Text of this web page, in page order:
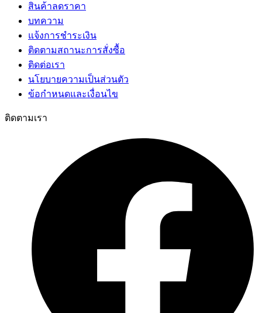
สินค้าลดราคา
บทความ
แจ้งการชำระเงิน
ติดตามสถานะการสั่งซื้อ
ติดต่อเรา
นโยบายความเป็นส่วนตัว
ข้อกำหนดและเงื่อนไข
ติดตามเรา